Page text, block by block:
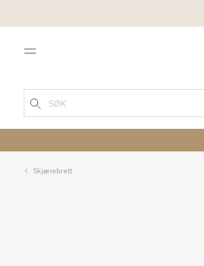
Menu
SØK
Skjærebrett